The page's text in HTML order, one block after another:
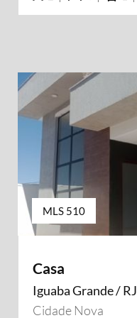
MLS 510
Casa
Iguaba Grande / RJ
Cidade Nova